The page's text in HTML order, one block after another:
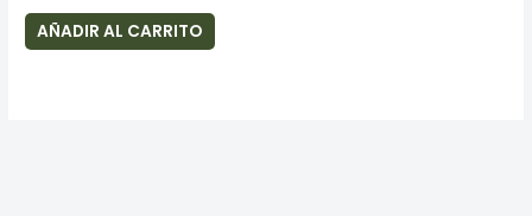
AÑADIR AL CARRITO